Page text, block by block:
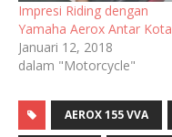
Impresi Riding dengan
Yamaha Aerox Antar Kota
Januari 12, 2018
dalam "Motorcycle"
AEROX 155 VVA